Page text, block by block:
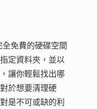
免費的硬碟空間
定資料夾，並以
讓你輕鬆找出哪
於想要清理硬
是不可或缺的利